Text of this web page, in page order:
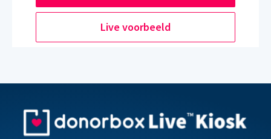
Live voorbeeld